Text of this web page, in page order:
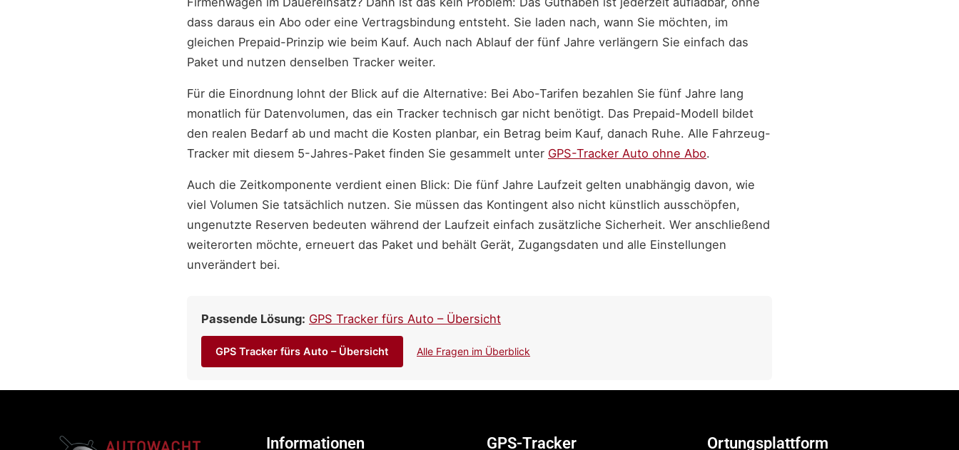
dass daraus ein Abo oder eine Vertragsbindung entsteht. Sie laden nach, wann Sie möchten, im
gleichen Prepaid-Prinzip wie beim Kauf. Auch nach Ablauf der fünf Jahre verlängern Sie einfach das
Paket und nutzen denselben Tracker weiter.
Für die Einordnung lohnt der Blick auf die Alternative: Bei Abo-Tarifen bezahlen Sie fünf Jahre lang
monatlich für Datenvolumen, das ein Tracker technisch gar nicht benötigt. Das Prepaid-Modell bildet
den realen Bedarf ab und macht die Kosten planbar, ein Betrag beim Kauf, danach Ruhe. Alle Fahrzeug-
Tracker mit diesem 5-Jahres-Paket finden Sie gesammelt unter GPS-Tracker Auto ohne Abo.
Auch die Zeitkomponente verdient einen Blick: Die fünf Jahre Laufzeit gelten unabhängig davon, wie
viel Volumen Sie tatsächlich nutzen. Sie müssen das Kontingent also nicht künstlich ausschöpfen,
ungenutzte Reserven bedeuten während der Laufzeit einfach zusätzliche Sicherheit. Wer anschließend
weiterorten möchte, erneuert das Paket und behält Gerät, Zugangsdaten und alle Einstellungen
unverändert bei.
Passende Lösung: GPS Tracker fürs Auto – Übersicht
GPS Tracker fürs Auto – Übersicht Alle Fragen im Überblick
Informationen GPS-Tracker Ortungsplattform